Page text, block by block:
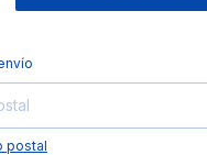
postal